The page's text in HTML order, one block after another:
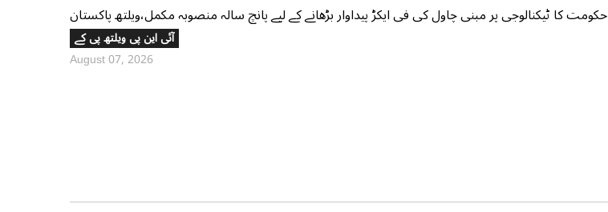
حکومت کا ٹیکنالوجی پر مبنی چاول کی فی ایکڑ پیداوار بڑھانے کے لیے پانچ سالہ منصوبہ مکمل،ویلتھ پاکستان
آئی این پی ویلتھ پی کے
August 07, 2026